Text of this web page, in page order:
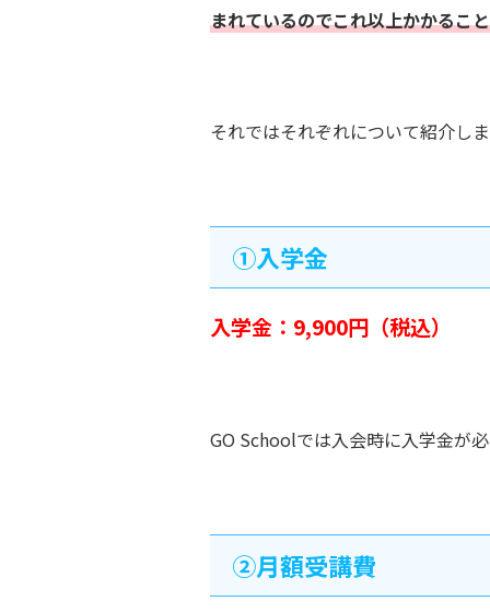
まれているのでこれ以上かかるこ
それではそれぞれについて紹介し
①入学金
入学金：9,900円（税込）
GO Schoolでは入会時に入学金が
②月額受講費